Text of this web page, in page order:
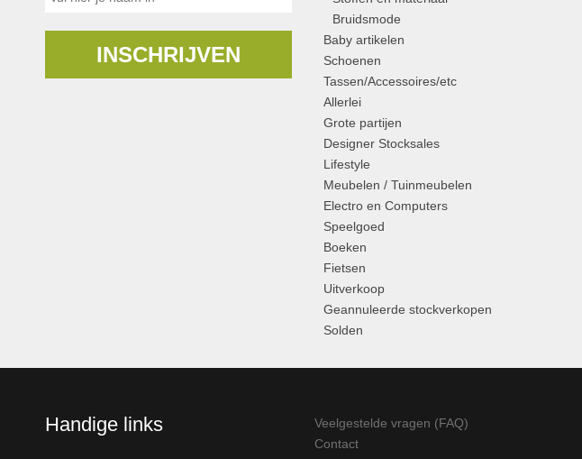
INSCHRIJVEN
Bruidsmode
Baby artikelen
Schoenen
Tassen/Accessoires/etc
Allerlei
Grote partijen
Designer Stocksales
Lifestyle
Meubelen / Tuinmeubelen
Electro en Computers
Speelgoed
Boeken
Fietsen
Uitverkoop
Geannuleerde stockverkopen
Solden
Handige links
Veelgestelde vragen (FAQ)
Contact